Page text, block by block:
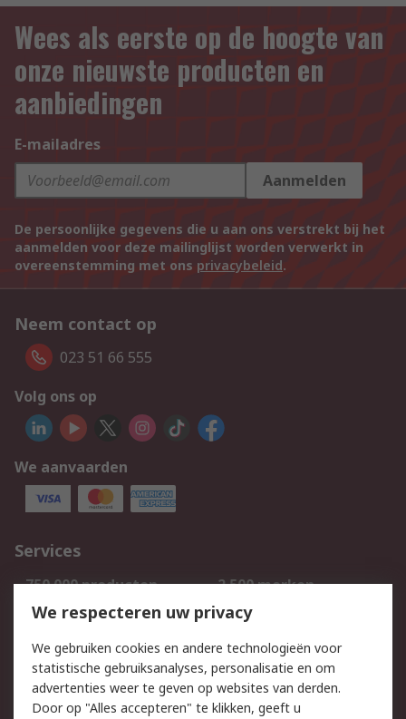
Wees als eerste op de hoogte van
onze nieuwste producten en
aanbiedingen
E-mailadres
Aanmelden
De persoonlijke gegevens die u aan ons verstrekt bij het
aanmelden voor deze mailinglijst worden verwerkt in
overeenstemming met ons privacybeleid.
Neem contact op
023 51 66 555
Volg ons op
We aanvaarden
Services
750.000 producten
2.500 merken
Bestellen
Inkoopoplossingen
Track & Trace
Wettelijk
We respecteren uw privacy
We gebruiken cookies en andere technologieën voor
statistische gebruiksanalyses, personalisatie en om
advertenties weer te geven op websites van derden.
Door op "Alles accepteren" te klikken, geeft u